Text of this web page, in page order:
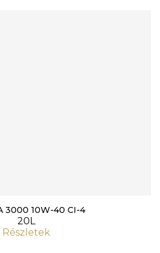
3000 10W-40 CI-4
20L
Részletek